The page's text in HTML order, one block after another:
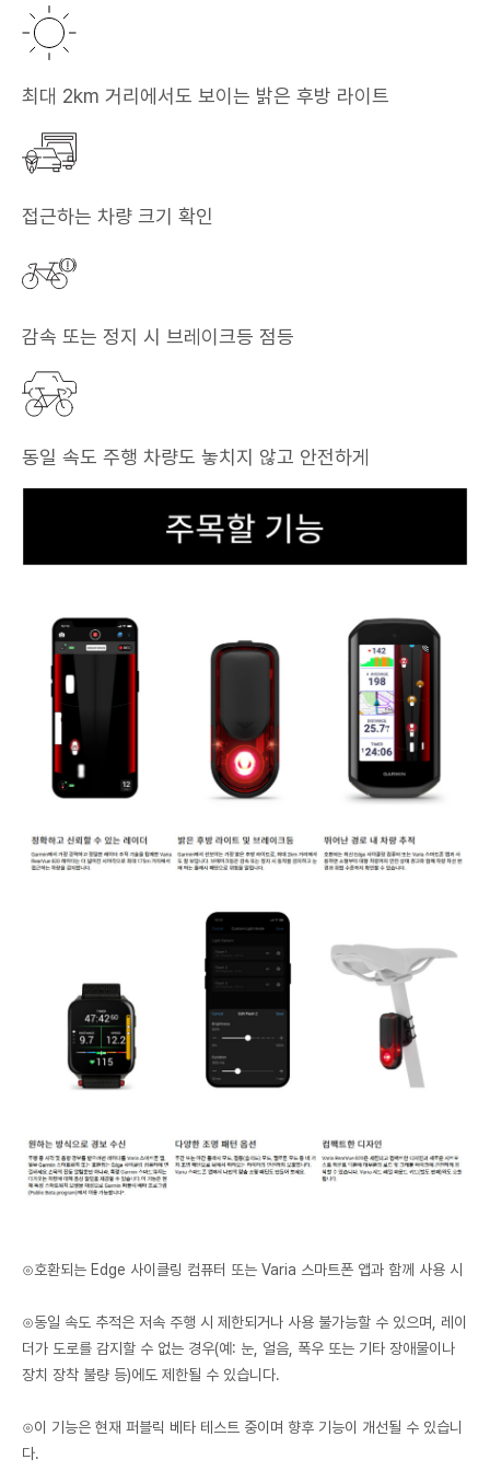
최대 2km 거리에서도 보이는 밝은 후방 라이트
접근하는 차량 크기 확인
감속 또는 정지 시 브레이크등 점등
동일 속도 주행 차량도 놓치지 않고 안전하게
⊙호환되는 Edge 사이클링 컴퓨터 또는 Varia 스마트폰 앱과 함께 사용 시
⊙동일 속도 추적은 저속 주행 시 제한되거나 사용 불가능할 수 있으며, 레이
더가 도로를 감지할 수 없는 경우(예: 눈, 얼음, 폭우 또는 기타 장애물이나
장치 장착 불량 등)에도 제한될 수 있습니다.
⊙이 기능은 현재 퍼블릭 베타 테스트 중이며 향후 기능이 개선될 수 있습니
다.